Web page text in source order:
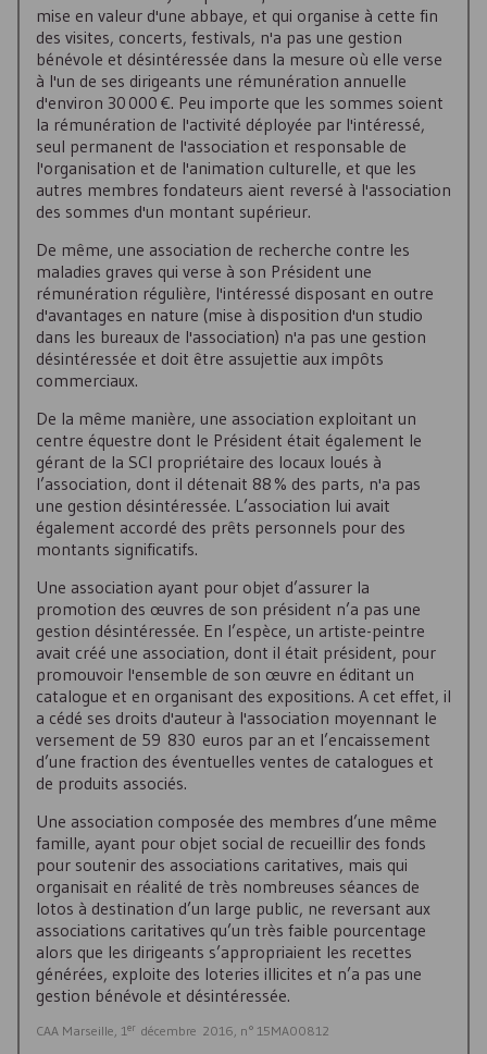
mise en valeur d'une abbaye, et qui organise à cette fin
des visites, concerts, festivals, n'a pas une gestion
bénévole et désintéressée dans la mesure où elle verse
à l'un de ses dirigeants une rémunération annuelle
d'environ 30 000 €. Peu importe que les sommes soient
la rémunération de l'activité déployée par l'intéressé,
seul permanent de l'association et responsable de
l'organisation et de l'animation culturelle, et que les
autres membres fondateurs aient reversé à l'association
des sommes d'un montant supérieur.
De même, une association de recherche contre les
maladies graves qui verse à son Président une
rémunération régulière, l'intéressé disposant en outre
d'avantages en nature (mise à disposition d'un studio
dans les bureaux de l'association) n'a pas une gestion
désintéressée et doit être assujettie aux impôts
commerciaux.
De la même manière, une association exploitant un
centre équestre dont le Président était également le
gérant de la SCI propriétaire des locaux loués à
l’association, dont il détenait 88 % des parts, n'a pas
une gestion désintéressée. L’association lui avait
également accordé des prêts personnels pour des
montants significatifs.
Une association ayant pour objet d’assurer la
promotion des œuvres de son président n’a pas une
gestion désintéressée. En l’espèce, un artiste-peintre
avait créé une association, dont il était président, pour
promouvoir l'ensemble de son œuvre en éditant un
catalogue et en organisant des expositions. A cet effet, il
a cédé ses droits d'auteur à l'association moyennant le
versement de 59 830 euros par an et l’encaissement
d’une fraction des éventuelles ventes de catalogues et
de produits associés.
Une association composée des membres d’une même
famille, ayant pour objet social de recueillir des fonds
pour soutenir des associations caritatives, mais qui
organisait en réalité de très nombreuses séances de
lotos à destination d’un large public, ne reversant aux
associations caritatives qu’un très faible pourcentage
alors que les dirigeants s’appropriaient les recettes
générées, exploite des loteries illicites et n’a pas une
gestion bénévole et désintéressée.
CAA Marseille, 1er décembre 2016, n° 15MA00812